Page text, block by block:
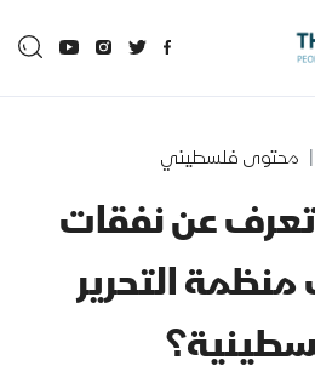
محتوى فلسطيني
تعرف عن نفقات
التحرير